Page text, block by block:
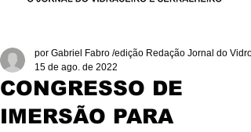
CONGRESSO DE
IMERSÃO PARA
por Gabriel Fabro /edição Redação Jornal do Vidro
15 de ago. de 2022